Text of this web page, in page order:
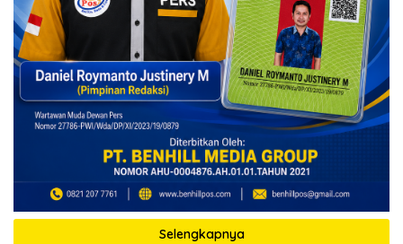
Selengkapnya